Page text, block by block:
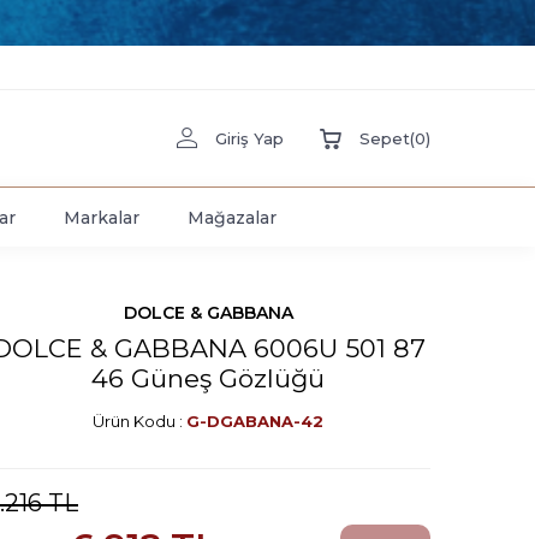
Giriş Yap Sepet(0)
Markalar Mağazalar
DOLCE & GABBANA
& GABBANA 6006U 501 87
46 Güneş Gözlüğü
Ürün Kodu : G-DGABANA-42
TL